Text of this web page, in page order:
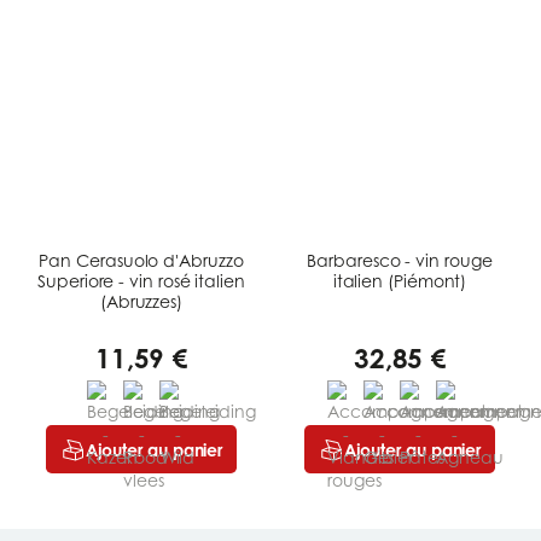
Pan Cerasuolo d'Abruzzo
Superiore - vin rosé italien
(Abruzzes)
11,59 €
Ajouter au panier
Barbaresco - vin rouge
italien (Piémont)
32,85 €
Ajouter au panier